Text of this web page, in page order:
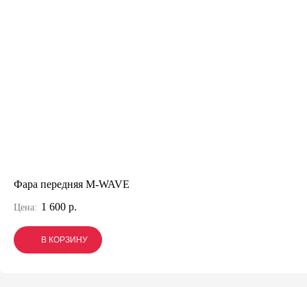
Фара передняя M-WAVE
Цена: 1 600 р.
В КОРЗИНУ
В КОРЗИНУ
В КОРЗИНУ